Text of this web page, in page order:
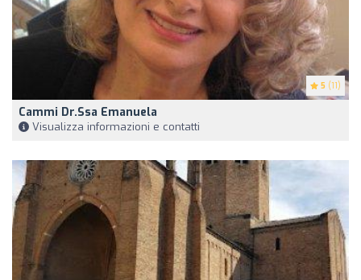
5 (11)
Cammi Dr.ssa Emanuela
Visualizza informazioni e contatti